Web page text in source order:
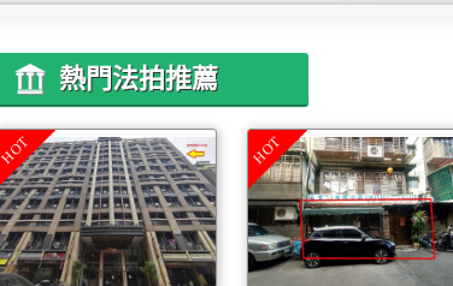
熱門法拍推薦
HOT HOT